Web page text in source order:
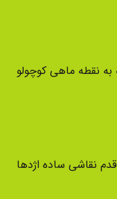
نقطه ماهی کوچولو
نقاشی ساده اژدها